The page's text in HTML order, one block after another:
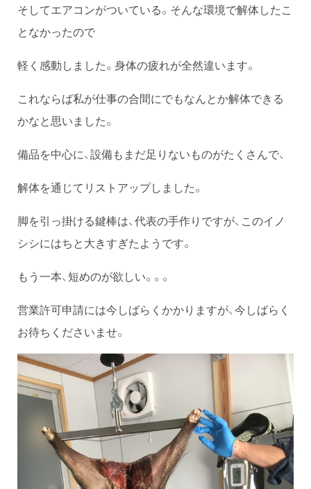
そしてエアコンがついている。そんな環境で解体したこ
となかったので
軽く感動しました。身体の疲れが全然違います。
これならば私が仕事の合間にでもなんとか解体できる
かなと思いました。
備品を中心に、設備もまだ足りないものがたくさんで、
解体を通じてリストアップしました。
脚を引っ掛ける鍵棒は、代表の手作りですが、このイノ
シシにはちと大きすぎたようです。
もう一本、短めのが欲しい。。。
営業許可申請には今しばらくかかりますが、今しばらく
お待ちくださいませ。